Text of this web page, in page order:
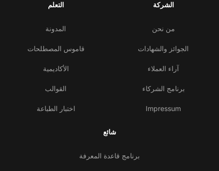
الشركة
من نحن
الجوائز والشهادات
آراء العملاء
برنامج الشركاء
Impressum
التعلم
المدونة
قاموس المصطلحات
الأكاديمية
القوالب
اختبار الطباعة
شائع
برنامج قاعدة المعرفة